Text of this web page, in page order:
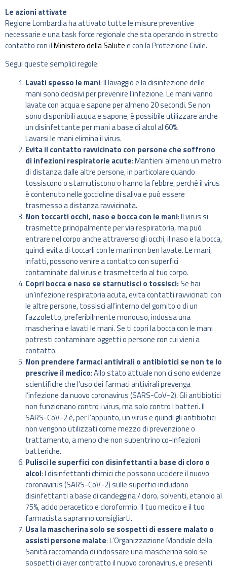
Le azioni attivate
Regione Lombardia ha attivato tutte le misure preventive
necessarie e una task force regionale che sta operando in stretto
contatto con ilMinistero della Salutee con la Protezione Civile.
Segui queste semplici regole:
Lavati spesso le mani: Il lavaggio e la disinfezione delle
mani sono decisivi per prevenire l’infezione. Le mani vanno
lavate con acqua e sapone per almeno 20 secondi. Se non
sono disponibili acqua e sapone, è possibile utilizzare anche
un disinfettante per mani a base di alcol al 60%.
Lavarsi le mani elimina il virus.
Evita il contatto ravvicinato con persone che soffrono
di infezioni respiratorie acute: Mantieni almeno un metro
di distanza dalle altre persone, in particolare quando
tossiscono o starnutiscono o hanno la febbre, perché il virus
è contenuto nelle goccioline di saliva e può essere
trasmesso a distanza ravvicinata.
Non toccarti occhi, naso e bocca con le mani: Il virus si
trasmette principalmente per via respiratoria, ma può
entrare nel corpo anche attraverso gli occhi, il naso e la bocca,
quindi evita di toccarli con le mani non ben lavate. Le mani,
infatti, possono venire a contatto con superfici
contaminate dal virus e trasmetterlo al tuo corpo.
Copri bocca e naso se starnutisci o tossisci: Se hai
un’infezione respiratoria acuta, evita contatti ravvicinati con
le altre persone, tossisci all’interno del gomito o di un
fazzoletto, preferibilmente monouso, indossa una
mascherina e lavati le mani. Se ti copri la bocca con le mani
potresti contaminare oggetti o persone con cui vieni a
contatto.
Non prendere farmaci antivirali o antibiotici se non te lo
prescrive il medico: Allo stato attuale non ci sono evidenze
scientifiche che l’uso dei farmaci antivirali prevenga
l’infezione da nuovo coronavirus (SARS-CoV-2). Gli antibiotici
non funzionano contro i virus, ma solo contro i batteri. Il
SARS-CoV-2 è, per l’appunto, un virus e quindi gli antibiotici
non vengono utilizzati come mezzo di prevenzione o
trattamento, a meno che non subentrino co-infezioni
batteriche.
Pulisci le superfici con disinfettanti a base di cloro o
alcol: I disinfettanti chimici che possono uccidere il nuovo
coronavirus (SARS-CoV-2) sulle superfici includono
disinfettanti a base di candeggina / cloro, solventi, etanolo al
75%, acido peracetico e cloroformio. Il tuo medico e il tuo
farmacista sapranno consigliarti.
Usa la mascherina solo se sospetti di essere malato o
assisti persone malate: L’Organizzazione Mondiale della
Sanità raccomanda di indossare una mascherina solo se
sospetti di aver contratto il nuovo coronavirus, e presenti